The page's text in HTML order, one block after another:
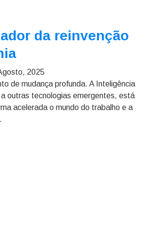
da reinvenção
2025
de mudança profunda. A Inteligência
outras tecnologias emergentes, está
acelerada o mundo do trabalho e a